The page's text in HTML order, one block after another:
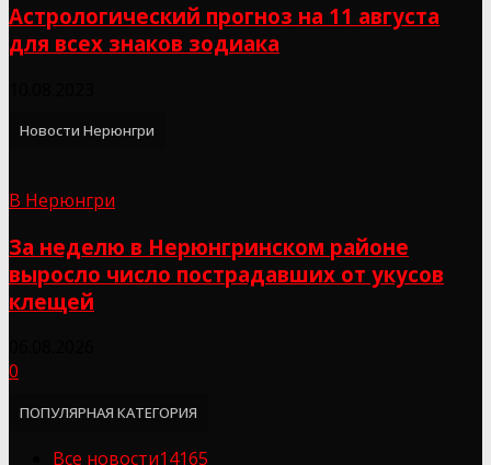
Астрологический прогноз на 11 августа
для всех знаков зодиака
Новости Нерюнгри
В Нерюнгри
За неделю в Нерюнгринском районе
выросло число пострадавших от укусов
клещей
0
ПОПУЛЯРНАЯ КАТЕГОРИЯ
Все новости14165